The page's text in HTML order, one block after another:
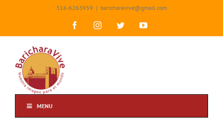
316-6263959 | baricharavive@gmail.com
FacebookInstagramTwitterYouTube
MENU